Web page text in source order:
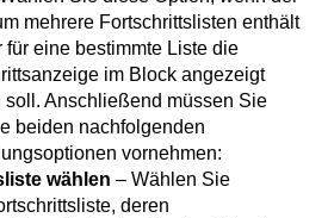
mehrere Fortschrittslisten enthält
für eine bestimmte Liste die
im Block angezeigt
soll. Anschließend müssen Sie
beiden nachfolgenden
vornehmen:
wählen – Wählen Sie
deren